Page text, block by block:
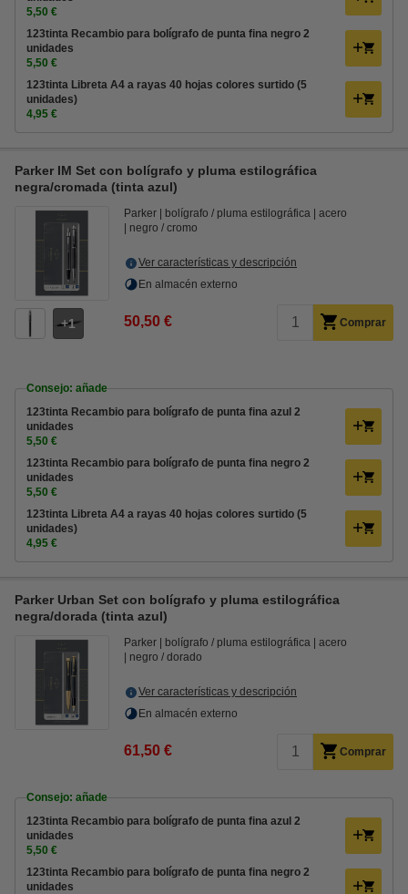
5,50 €
123tinta Recambio para bolígrafo de punta fina negro 2
unidades
5,50 €
123tinta Libreta A4 a rayas 40 hojas colores surtido (5
unidades)
4,95 €
Parker IM Set con bolígrafo y pluma estilográfica
negra/cromada (tinta azul)
1
Parker bolígrafo / pluma estilográfica
acero
negro / cromo
Ver características y descripción
En almacén externo
50,50 € Comprar
Consejo: añade
123tinta Recambio para bolígrafo de punta fina azul 2
unidades
5,50 €
123tinta Recambio para bolígrafo de punta fina negro 2
unidades
5,50 €
123tinta Libreta A4 a rayas 40 hojas colores surtido (5
unidades)
4,95 €
Parker Urban Set con bolígrafo y pluma estilográfica
negra/dorada (tinta azul)
Parker bolígrafo / pluma estilográfica
acero
negro / dorado
Ver características y descripción
En almacén externo
61,50 € Comprar
Consejo: añade
123tinta Recambio para bolígrafo de punta fina azul 2
unidades
5,50 €
123tinta Recambio para bolígrafo de punta fina negro 2
unidades